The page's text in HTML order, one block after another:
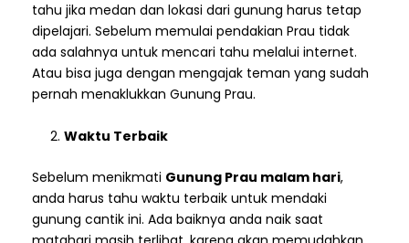
tahu jika medan dan lokasi dari gunung harus tetap
dipelajari. Sebelum memulai pendakian Prau tidak
ada salahnya untuk mencari tahu melalui internet.
Atau bisa juga dengan mengajak teman yang sudah
pernah menaklukkan Gunung Prau.
Waktu Terbaik
Sebelum menikmati Gunung Prau malam hari,
anda harus tahu waktu terbaik untuk mendaki
gunung cantik ini. Ada baiknya anda naik saat